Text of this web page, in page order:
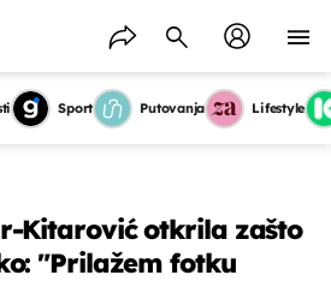
Sport Putovanja Lifestyle
Kitarović otkrila zašto
"Prilažem fotku